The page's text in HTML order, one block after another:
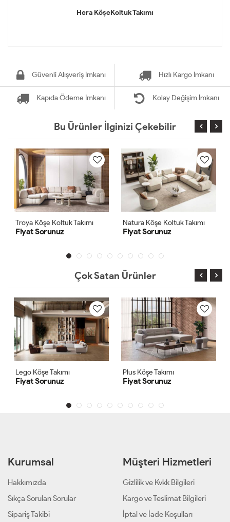
Hera KöşeKoltuk Takımı
Güvenli Alışveriş İmkanı Hızlı Kargo İmkanı
Kapıda Ödeme İmkanı Kolay Değişim İmkanı
Bu Ürünler İlginizi Çekebilir
Natura Köşe Koltuk Takımı
Fiyat Sorunuz
Florya Köşe Koltuk Takımı
Fiyat Sorunuz
Çok Satan Ürünler
Plus Köşe Takımı
Fiyat Sorunuz
Anka Köşe Koltuk Takımı
Fiyat Sorunuz
Kurumsal
Hakkımızda
Sıkça Sorulan Sorular
Sipariş Takibi
Müşteri Hizmetleri
Gizlilik ve Kvkk Bilgileri
Kargo ve Teslimat Bilgileri
İptal ve İade Koşulları